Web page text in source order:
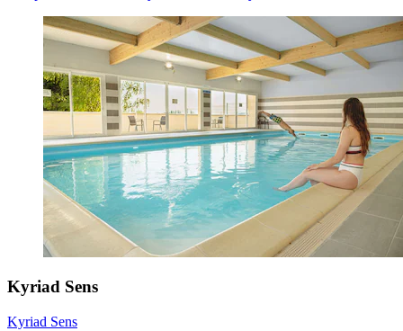
Kyriad Sens
Kyriad Sens